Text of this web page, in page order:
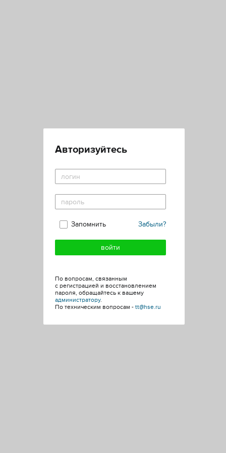
Авторизуйтесь
Забыли?
Запомнить
По вопросам, связанным
с регистрацией и восстановлением
пароля, обращайтесь к вашему
администратору.
По техническим вопросам - tt@hse.ru